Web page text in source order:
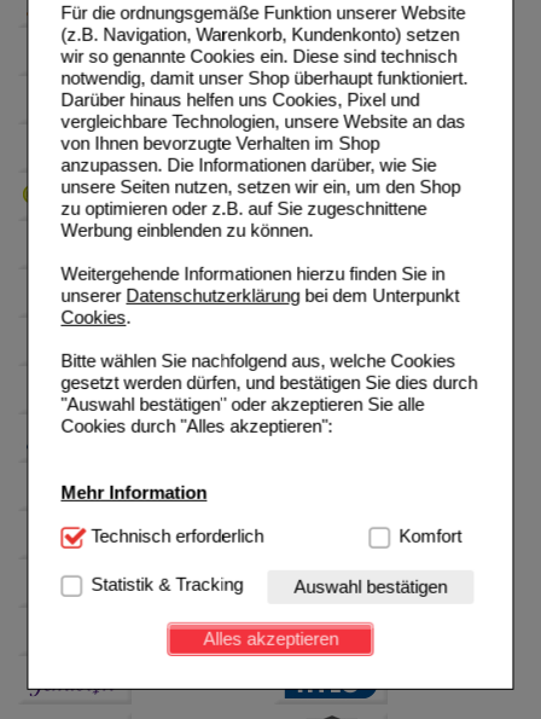
Für die ordnungsgemäße Funktion unserer Website
(z.B. Navigation, Warenkorb, Kundenkonto) setzen
wir so genannte Cookies ein. Diese sind technisch
notwendig, damit unser Shop überhaupt funktioniert.
Darüber hinaus helfen uns Cookies, Pixel und
vergleichbare Technologien, unsere Website an das
von Ihnen bevorzugte Verhalten im Shop
anzupassen. Die Informationen darüber, wie Sie
unsere Seiten nutzen, setzen wir ein, um den Shop
zu optimieren oder z.B. auf Sie zugeschnittene
Werbung einblenden zu können.
Weitergehende Informationen hierzu finden Sie in
unserer Datenschutzerklärungbei dem Unterpunkt
Cookies.
Bitte wählen Sie nachfolgend aus, welche Cookies
gesetzt werden dürfen, und bestätigen Sie dies durch
"Auswahl bestätigen" oder akzeptieren Sie alle
Cookies durch "Alles akzeptieren":
Mehr Information
Technisch Notwendig:Hierbei handelt es sich um
Website notwendig sind (z.B. Navigation, Warenkorb,
Kundenkonto), weshalb auf diese nicht verzichtet
werden kann.
Einkaufserlebnis noch ansprechender zu gestalten,
Technisch erforderlich Komfort
Statistik & Tracking Auswahl bestätigen
Alles akzeptieren